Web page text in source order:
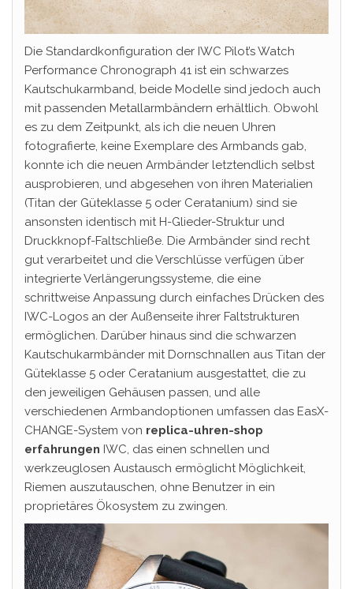
Die Standardkonfiguration der IWC Pilot’s Watch
Performance Chronograph 41 ist ein schwarzes
Kautschukarmband, beide Modelle sind jedoch auch
mit passenden Metallarmbändern erhältlich. Obwohl
es zu dem Zeitpunkt, als ich die neuen Uhren
fotografierte, keine Exemplare des Armbands gab,
konnte ich die neuen Armbänder letztendlich selbst
ausprobieren, und abgesehen von ihren Materialien
(Titan der Güteklasse 5 oder Ceratanium) sind sie
ansonsten identisch mit H-Glieder-Struktur und
Druckknopf-Faltschließe. Die Armbänder sind recht
gut verarbeitet und die Verschlüsse verfügen über
integrierte Verlängerungssysteme, die eine
schrittweise Anpassung durch einfaches Drücken des
IWC-Logos an der Außenseite ihrer Faltstrukturen
ermöglichen. Darüber hinaus sind die schwarzen
Kautschukarmbänder mit Dornschnallen aus Titan der
Güteklasse 5 oder Ceratanium ausgestattet, die zu
den jeweiligen Gehäusen passen, und alle
verschiedenen Armbandoptionen umfassen das EasX-
CHANGE-System von replica-uhren-shop
erfahrungen IWC, das einen schnellen und
werkzeuglosen Austausch ermöglicht Möglichkeit,
Riemen auszutauschen, ohne Benutzer in ein
proprietäres Ökosystem zu zwingen.